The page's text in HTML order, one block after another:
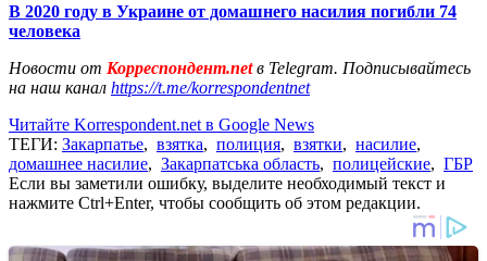
В 2020 году в Украине от домашнего насилия погибли 74
человека
Новости от Корреспондент.netв Telegram. Подписывайтесь
на наш канал https://t.me/korrespondentnet
Читайте Korrespondent.net в Google News
ТЕГИ: Закарпатье, взятка, полиция, взятки, насилие,
домашнее насилие, Закарпатська область, полицейские, ГБР
Если вы заметили ошибку, выделите необходимый текст и
нажмите Ctrl+Enter, чтобы сообщить об этом редакции.